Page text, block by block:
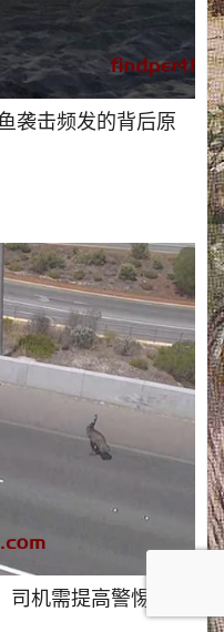
袭击频发的背后原
机需提高警惕